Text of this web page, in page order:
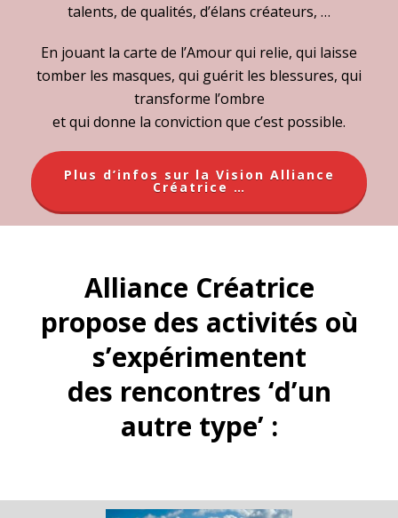
talents, de qualités, d’élans créateurs, …
En jouant la carte de l’Amour qui relie, qui laisse
tomber les masques, qui guérit les blessures, qui
transforme l’ombre
et qui donne la conviction que c’est possible.
Plus d’infos sur la Vision Alliance
Créatrice …
Alliance Créatrice
propose des activités où
s’expérimentent
des rencontres ‘d’un
autre type’ :